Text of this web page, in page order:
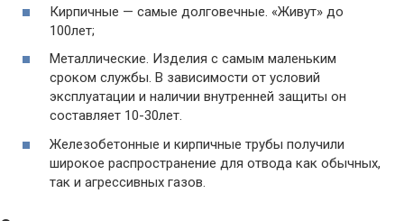
Кирпичные — самые долговечные. «Живут» до
100лет;
Металлические. Изделия с самым маленьким
сроком службы. В зависимости от условий
эксплуатации и наличии внутренней защиты он
составляет 10-30лет.
Железобетонные и кирпичные трубы получили
широкое распространение для отвода как обычных,
так и агрессивных газов.